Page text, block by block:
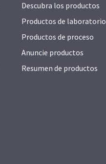
Descubra los productos
Productos de laboratorio
Productos de proceso
Anuncie productos
Resumen de productos